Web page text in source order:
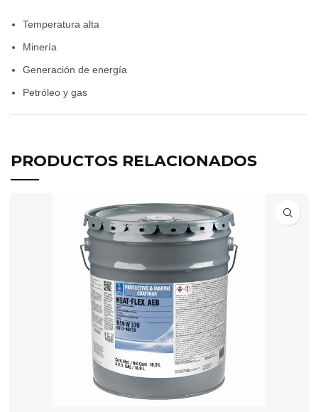
Temperatura alta
Minería
Generación de energía
Petróleo y gas
PRODUCTOS RELACIONADOS